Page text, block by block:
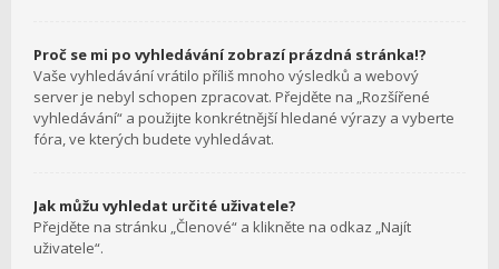
Proč se mi po vyhledávání zobrazí prázdná stránka!?
Vaše vyhledávání vrátilo příliš mnoho výsledků a webový
server je nebyl schopen zpracovat. Přejděte na „Rozšířené
vyhledávání“ a použijte konkrétnější hledané výrazy a vyberte
fóra, ve kterých budete vyhledávat.
Jak můžu vyhledat určité uživatele?
Přejděte na stránku „Členové“ a klikněte na odkaz „Najít
uživatele“.